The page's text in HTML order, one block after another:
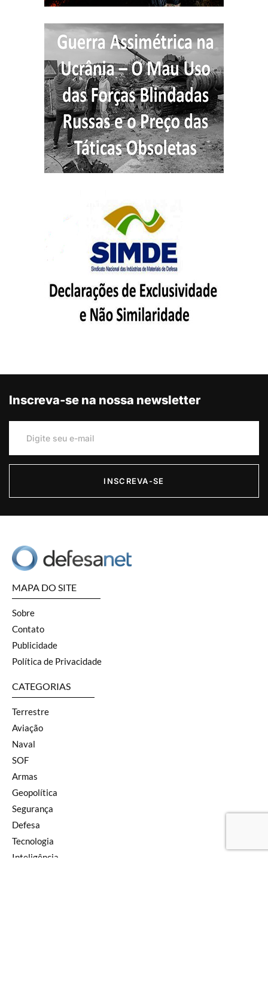
Inscreva-se na nossa newsletter
INSCREVA-SE
MAPA DO SITE
Sobre
Contato
Publicidade
Política de Privacidade
CATEGORIAS
Terrestre
Aviação
Naval
SOF
Armas
Geopolítica
Segurança
Defesa
Tecnologia
Inteligência